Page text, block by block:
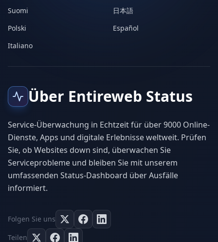
Suomi
日本語
Polski
Español
Italiano
Über Entireweb Status
Service-Überwachung in Echtzeit für über 9000 Online-
Dienste, Apps und digitale Erlebnisse weltweit. Prüfen
Sie, ob Websites down sind, überwachen Sie
Serviceprobleme und bleiben Sie mit unserem
umfassenden Status-Dashboard über Ausfälle
informiert.
Folgen Sie uns
Teilen